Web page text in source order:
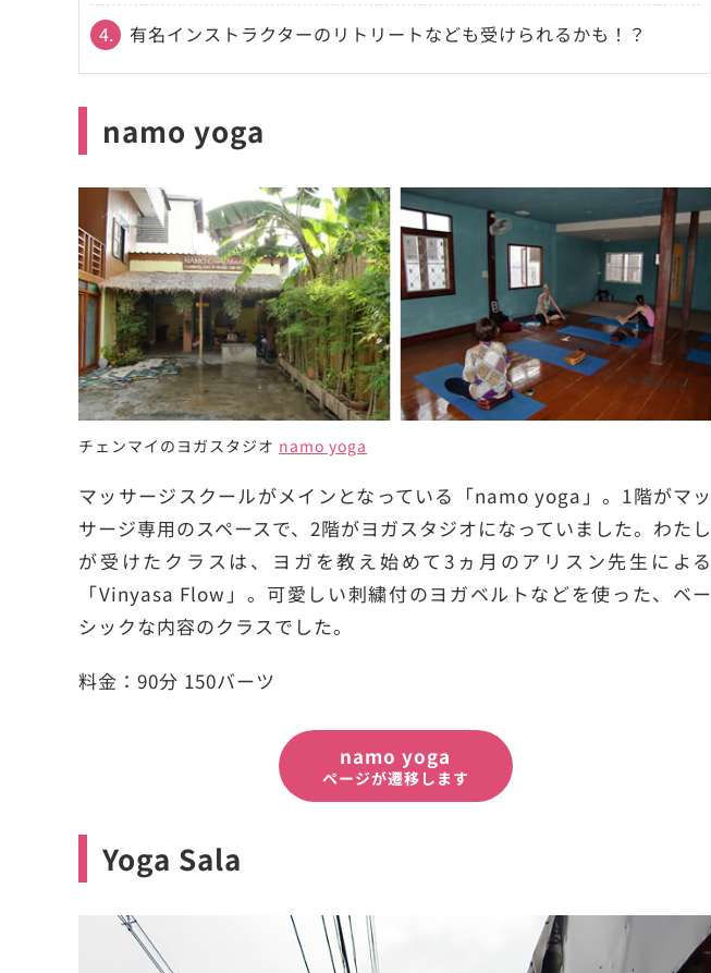
4. 有名インストラクターのリトリートなども受けられるかも！？
namo yoga
チェンマイのヨガスタジオ namo yoga
マッサージスクールがメインとなっている「namo yoga」。1階がマッ
サージ専用のスペースで、2階がヨガスタジオになっていました。わたし
が受けたクラスは、ヨガを教え始めて3ヵ月のアリスン先生による
「Vinyasa Flow」。可愛しい刺繍付のヨガベルトなどを使った、ベー
シックな内容のクラスでした。
料金：90分 150バーツ
namo yoga
ページが遷移します
Yoga Sala